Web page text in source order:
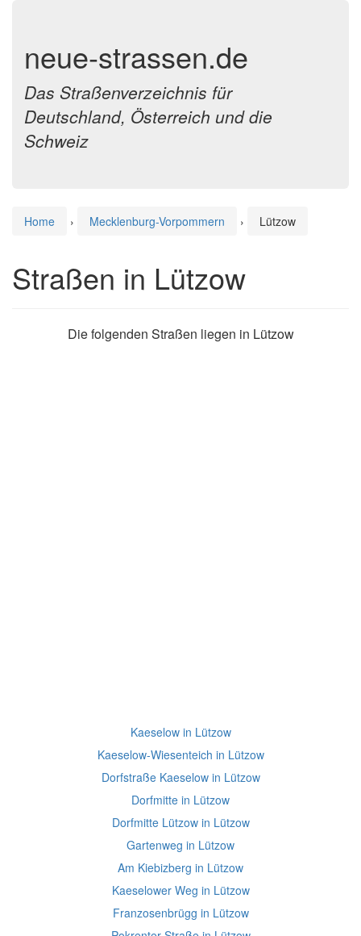
neue-strassen.de
Das Straßenverzeichnis für
Deutschland, Österreich und die
Schweiz
Home › Mecklenburg-Vorpommern › Lützow
Straßen in Lützow
Die folgenden Straßen liegen in Lützow
Kaeselow in Lützow
Kaeselow-Wiesenteich in Lützow
Dorfstraße Kaeselow in Lützow
Dorfmitte in Lützow
Dorfmitte Lützow in Lützow
Gartenweg in Lützow
Am Kiebizberg in Lützow
Kaeselower Weg in Lützow
Franzosenbrügg in Lützow